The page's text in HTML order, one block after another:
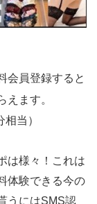
会員登録すると
えます。
当）
は様々！これは
体験できる今の
うにはSMS認